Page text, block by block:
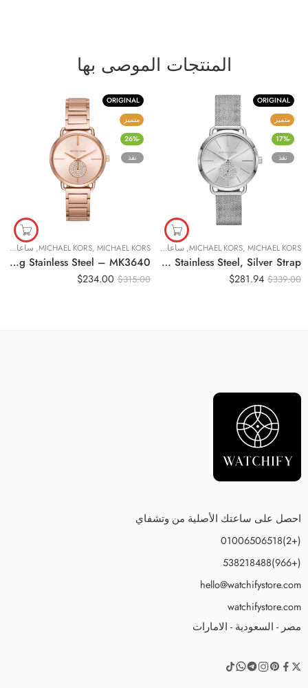
المنتجات الموصى بها
,ساعات نسائية
ORIGINAL
متميز
-17%
نفذ
MICHAEL KORS, MICHAEL KORS
, ساعات نسائية
Original Michael Kors Analog-Digital White Dial Women’s Watch-MK3843 Stainless Steel, Silver Strap
$339.00
$281.94
ORIGINAL
متميز
-26%
نفذ
MICHAEL KORS, MICHAEL KORS
, ساعات نسائية
Original Michael Kors Casual Watch For Women Analog Stainless Steel – MK3640
$315.00
$234.00
احصل على ساعتك الأصلية من وتشفاي
(+2)01006506518
(+966)538218488
hello@watchifystore.com
watchifystore.com
مصر - السعودية - الامارات